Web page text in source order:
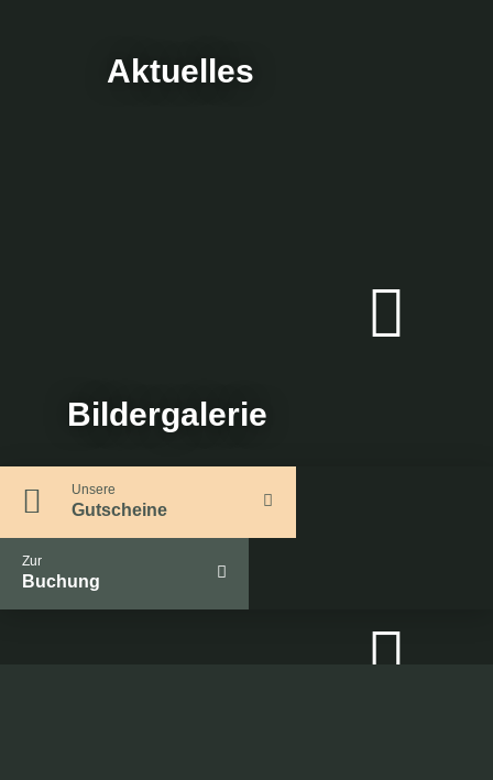
Aktuelles
Bildergalerie
Unsere
Gutscheine
Zur
Buchung